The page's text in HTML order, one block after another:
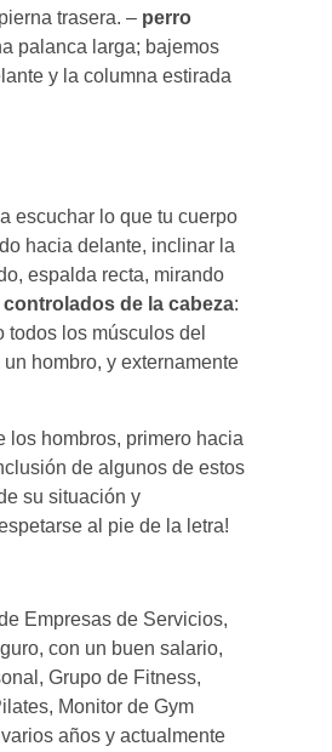
trasera. – perro
palanca larga; bajemos
y la columna estirada
escuchar lo que tu cuerpo
hacia delante, inclinar la
espalda recta, mirando
de la cabeza:
los músculos del
hombro, y externamente
los hombros, primero hacia
de algunos de estos
su situación y
al pie de la letra!
Empresas de Servicios,
con un buen salario,
Grupo de Fitness,
Monitor de Gym
años y actualmente